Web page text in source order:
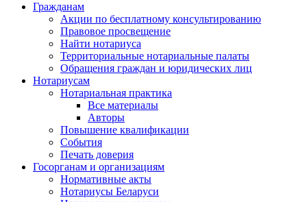
Гражданам
Акции по бесплатному консультированию
Правовое просвещение
Найти нотариуса
Территориальные нотариальные палаты
Обращения граждан и юридических лиц
Нотариусам
Нотариальная практика
Все материалы
Авторы
Повышение квалификации
События
Печать доверия
Госорганам и организациям
Нормативные акты
Нотариусы Беларуси